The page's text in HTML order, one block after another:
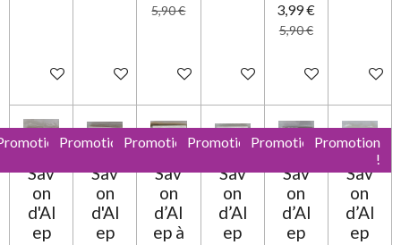
Ajouter au panierAjouter au panier
5,90 €
Ajouter au panierAjouter au panier
3,99 €
5,90 €
Ajouter au panier
Ajouter
Sav
on
d'Al
ep
Promotion
Sav
on
d'Al
ep
Promotion
Sav
on
d’Al
ep à
Promotion
Sav
on
d’Al
ep
Promotion
Sav
on
d’Al
ep
Promotion
!
Sav
on
d’Al
ep